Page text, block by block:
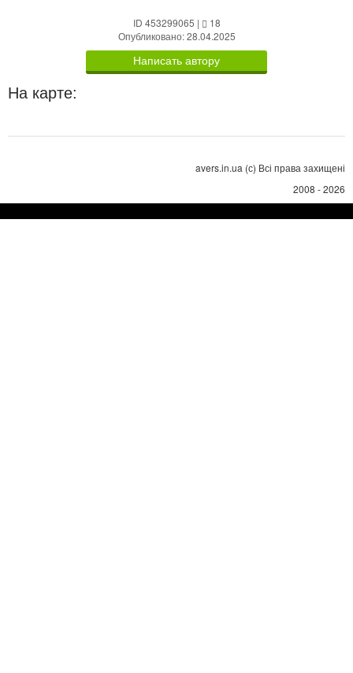
ID 453299065 |
18
Опубликовано: 28.04.2025
Написать автору
На карте:
avers.in.ua (с) Всі права захищені
2008 - 2026